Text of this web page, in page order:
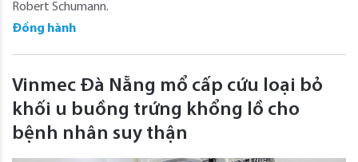
Robert Schumann.
Đồng hành
Vinmec Đà Nẵng mổ cấp cứu loại bỏ
khối u buồng trứng khổng lồ cho
bệnh nhân suy thận